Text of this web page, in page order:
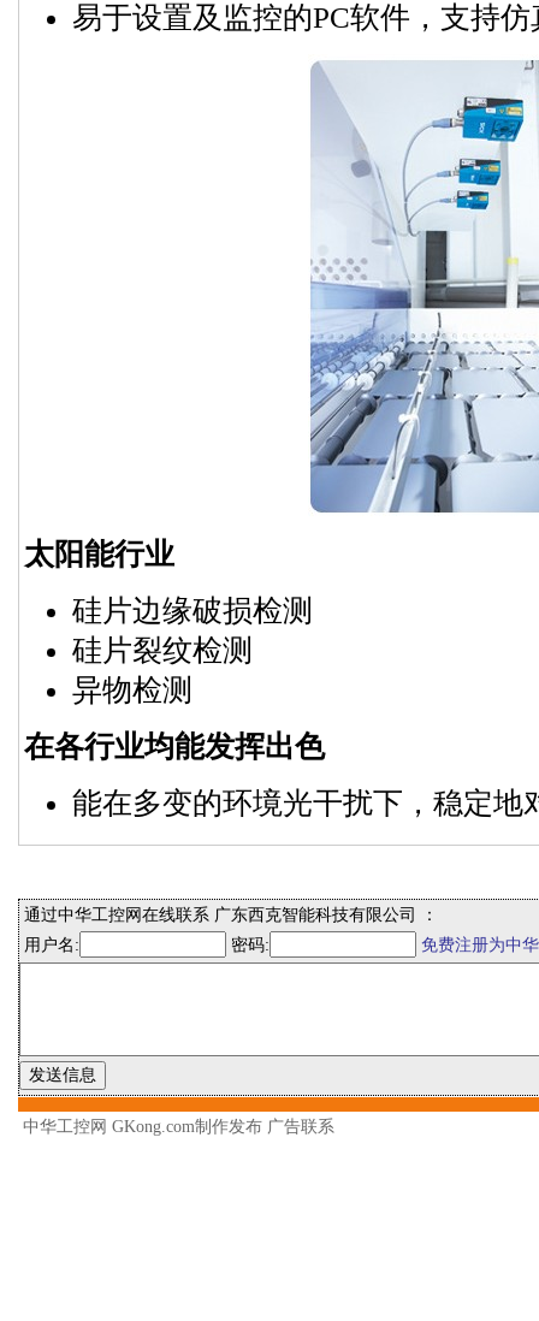
易于设置及监控的PC软件，支持
太阳能行业
硅片边缘破损检测
硅片裂纹检测
异物检测
在各行业均能发挥出色
能在多变的环境光干扰下，稳定地
通过中华工控网在线联系 广东西克智能科技有限公司 ：
用户名:
密码: 免费注册为中
中华工控网 GKong.com制作发布 广告联系